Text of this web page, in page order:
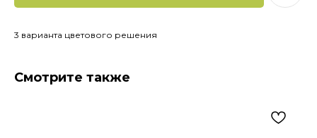
3 варианта цветового решения
Смотрите также